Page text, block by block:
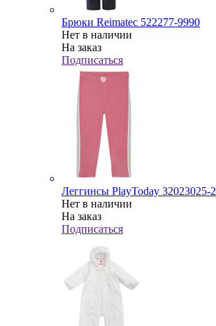
Брюки Reimatec 522277-9990
Нет в наличии
На заказ
Подписаться
Леггинсы PlayToday 32023025-2
Нет в наличии
На заказ
Подписаться